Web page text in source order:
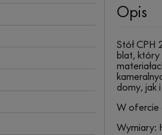
Opis
Stół CPH
blat, który
domy, jak
W ofercie
Wymiary: